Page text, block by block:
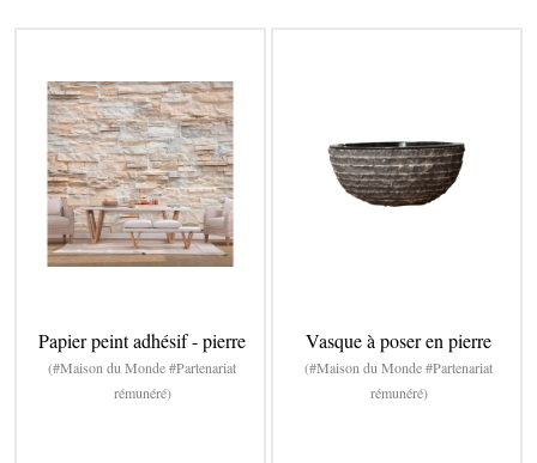
Papier peint adhésif - pierre
(#Maison du Monde #Partenariat
rémunéré)
Vasque à poser en pierre
(#Maison du Monde #Partenariat
rémunéré)